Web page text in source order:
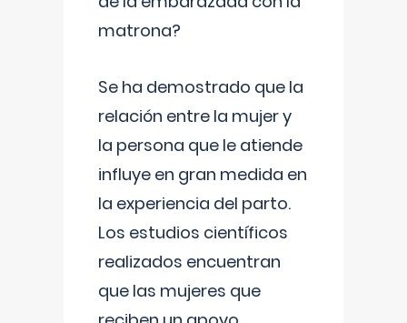
matrona?
Se ha demostrado que la
relación entre la mujer y
la persona que le atiende
influye en gran medida en
la experiencia del parto.
Los estudios científicos
realizados encuentran
que las mujeres que